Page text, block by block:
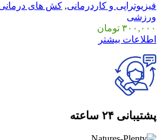
فیزیوتراپی و کاردرمانی, کش های
ورزشی
۳۰۰,۰۰۰ تومان
اطلاعات بیشتر
پشتیبانی ۲۴ ساعته